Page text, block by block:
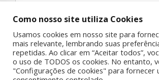
Copyright © 2019 UNIAD – Unidade de Pesquisa
Como nosso site utiliza Cookies
Usamos cookies em nosso site para
mais relevante, lembrando suas
repetidas. Ao clicar em “Aceitar todos”,
o uso de TODOS os cookies. No entanto,
"Configurações de cookies" para fornecer